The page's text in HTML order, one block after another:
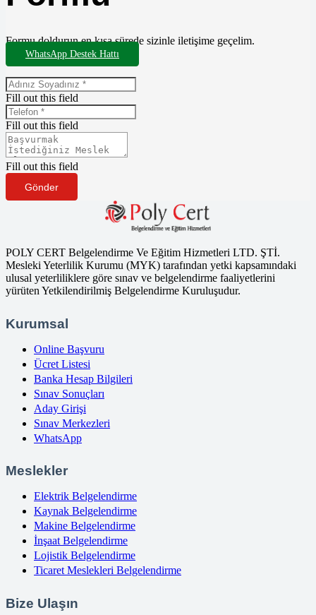
Formu doldurun en kısa sürede sizinle iletişime geçelim.
WhatsApp Destek Hattı
Fill out this field
Fill out this field
Fill out this field
Gönder
POLY CERT Belgelendirme Ve Eğitim Hizmetleri LTD. ŞTİ.
Mesleki Yeterlilik Kurumu (MYK) tarafından yetki kapsamındaki
ulusal yeterliliklere göre sınav ve belgelendirme faaliyetlerini
yürüten Yetkilendirilmiş Belgelendirme Kuruluşudur.
Kurumsal
Online Başvuru
Ücret Listesi
Banka Hesap Bilgileri
Sınav Sonuçları
Aday Girişi
Sınav Merkezleri
WhatsApp
Meslekler
Elektrik Belgelendirme
Kaynak Belgelendirme
Makine Belgelendirme
İnşaat Belgelendirme
Lojistik Belgelendirme
Ticaret Meslekleri Belgelendirme
Bize Ulaşın